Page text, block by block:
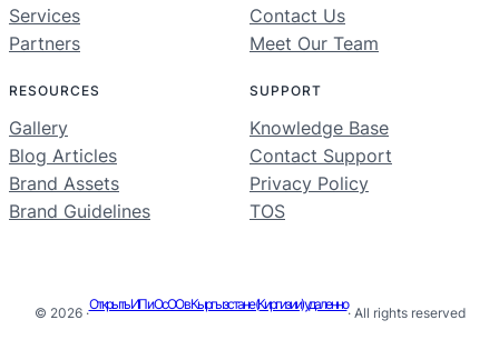
Services
Partners
Contact Us
Meet Our Team
RESOURCES
Gallery
Blog Articles
Brand Assets
Brand Guidelines
SUPPORT
Knowledge Base
Contact Support
Privacy Policy
TOS
© 2026 ·
Открыть ИП и ОсОО в Кыргызстане (Киргизии) удаленно
· All rights reserved